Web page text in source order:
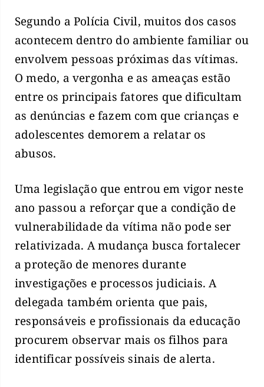
Segundo a Polícia Civil, muitos dos casos
acontecem dentro do ambiente familiar ou
envolvem pessoas próximas das vítimas.
O medo, a vergonha e as ameaças estão
entre os principais fatores que dificultam
as denúncias e fazem com que crianças e
adolescentes demorem a relatar os
abusos.
Uma legislação que entrou em vigor neste
ano passou a reforçar que a condição de
vulnerabilidade da vítima não pode ser
relativizada. A mudança busca fortalecer
a proteção de menores durante
investigações e processos judiciais. A
delegada também orienta que pais,
responsáveis e profissionais da educação
procurem observar mais os filhos para
identificar possíveis sinais de alerta.